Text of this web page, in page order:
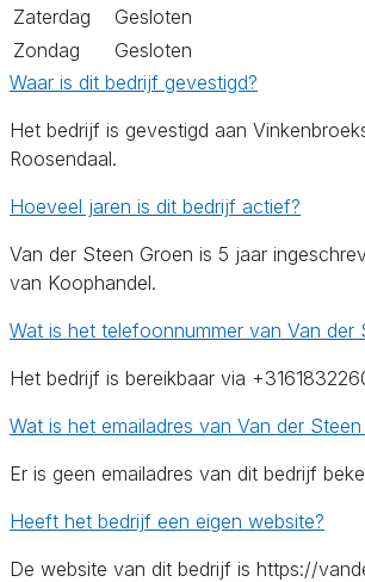
Zaterdag
Gesloten
Zondag
Gesloten
Waar is dit bedrijf gevestigd?
Het bedrijf is gevestigd aan
Roosendaal.
Hoeveel jaren is dit bedrijf actief?
Van der Steen Groen is 5 jaar
van Koophandel.
Wat is het telefoonnummer van Van der
Het bedrijf is bereikbaar via
Wat is het emailadres van Van der
Er is geen emailadres van dit bedrijf
Heeft het bedrijf een eigen website?
De website van dit bedrijf is https://